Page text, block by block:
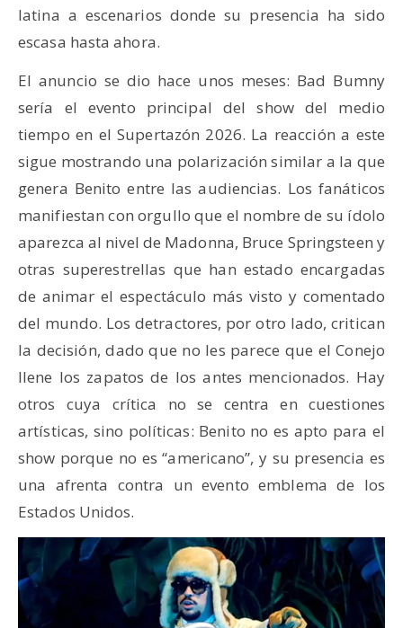
latina a escenarios donde su presencia ha sido
escasa hasta ahora.
El anuncio se dio hace unos meses: Bad Bumny
sería el evento principal del show del medio
tiempo en el Supertazón 2026. La reacción a este
sigue mostrando una polarización similar a la que
genera Benito entre las audiencias. Los fanáticos
manifiestan con orgullo que el nombre de su ídolo
aparezca al nivel de Madonna, Bruce Springsteen y
otras superestrellas que han estado encargadas
de animar el espectáculo más visto y comentado
del mundo. Los detractores, por otro lado, critican
la decisión, dado que no les parece que el Conejo
llene los zapatos de los antes mencionados. Hay
otros cuya crítica no se centra en cuestiones
artísticas, sino políticas: Benito no es apto para el
show porque no es “americano”, y su presencia es
una afrenta contra un evento emblema de los
Estados Unidos.